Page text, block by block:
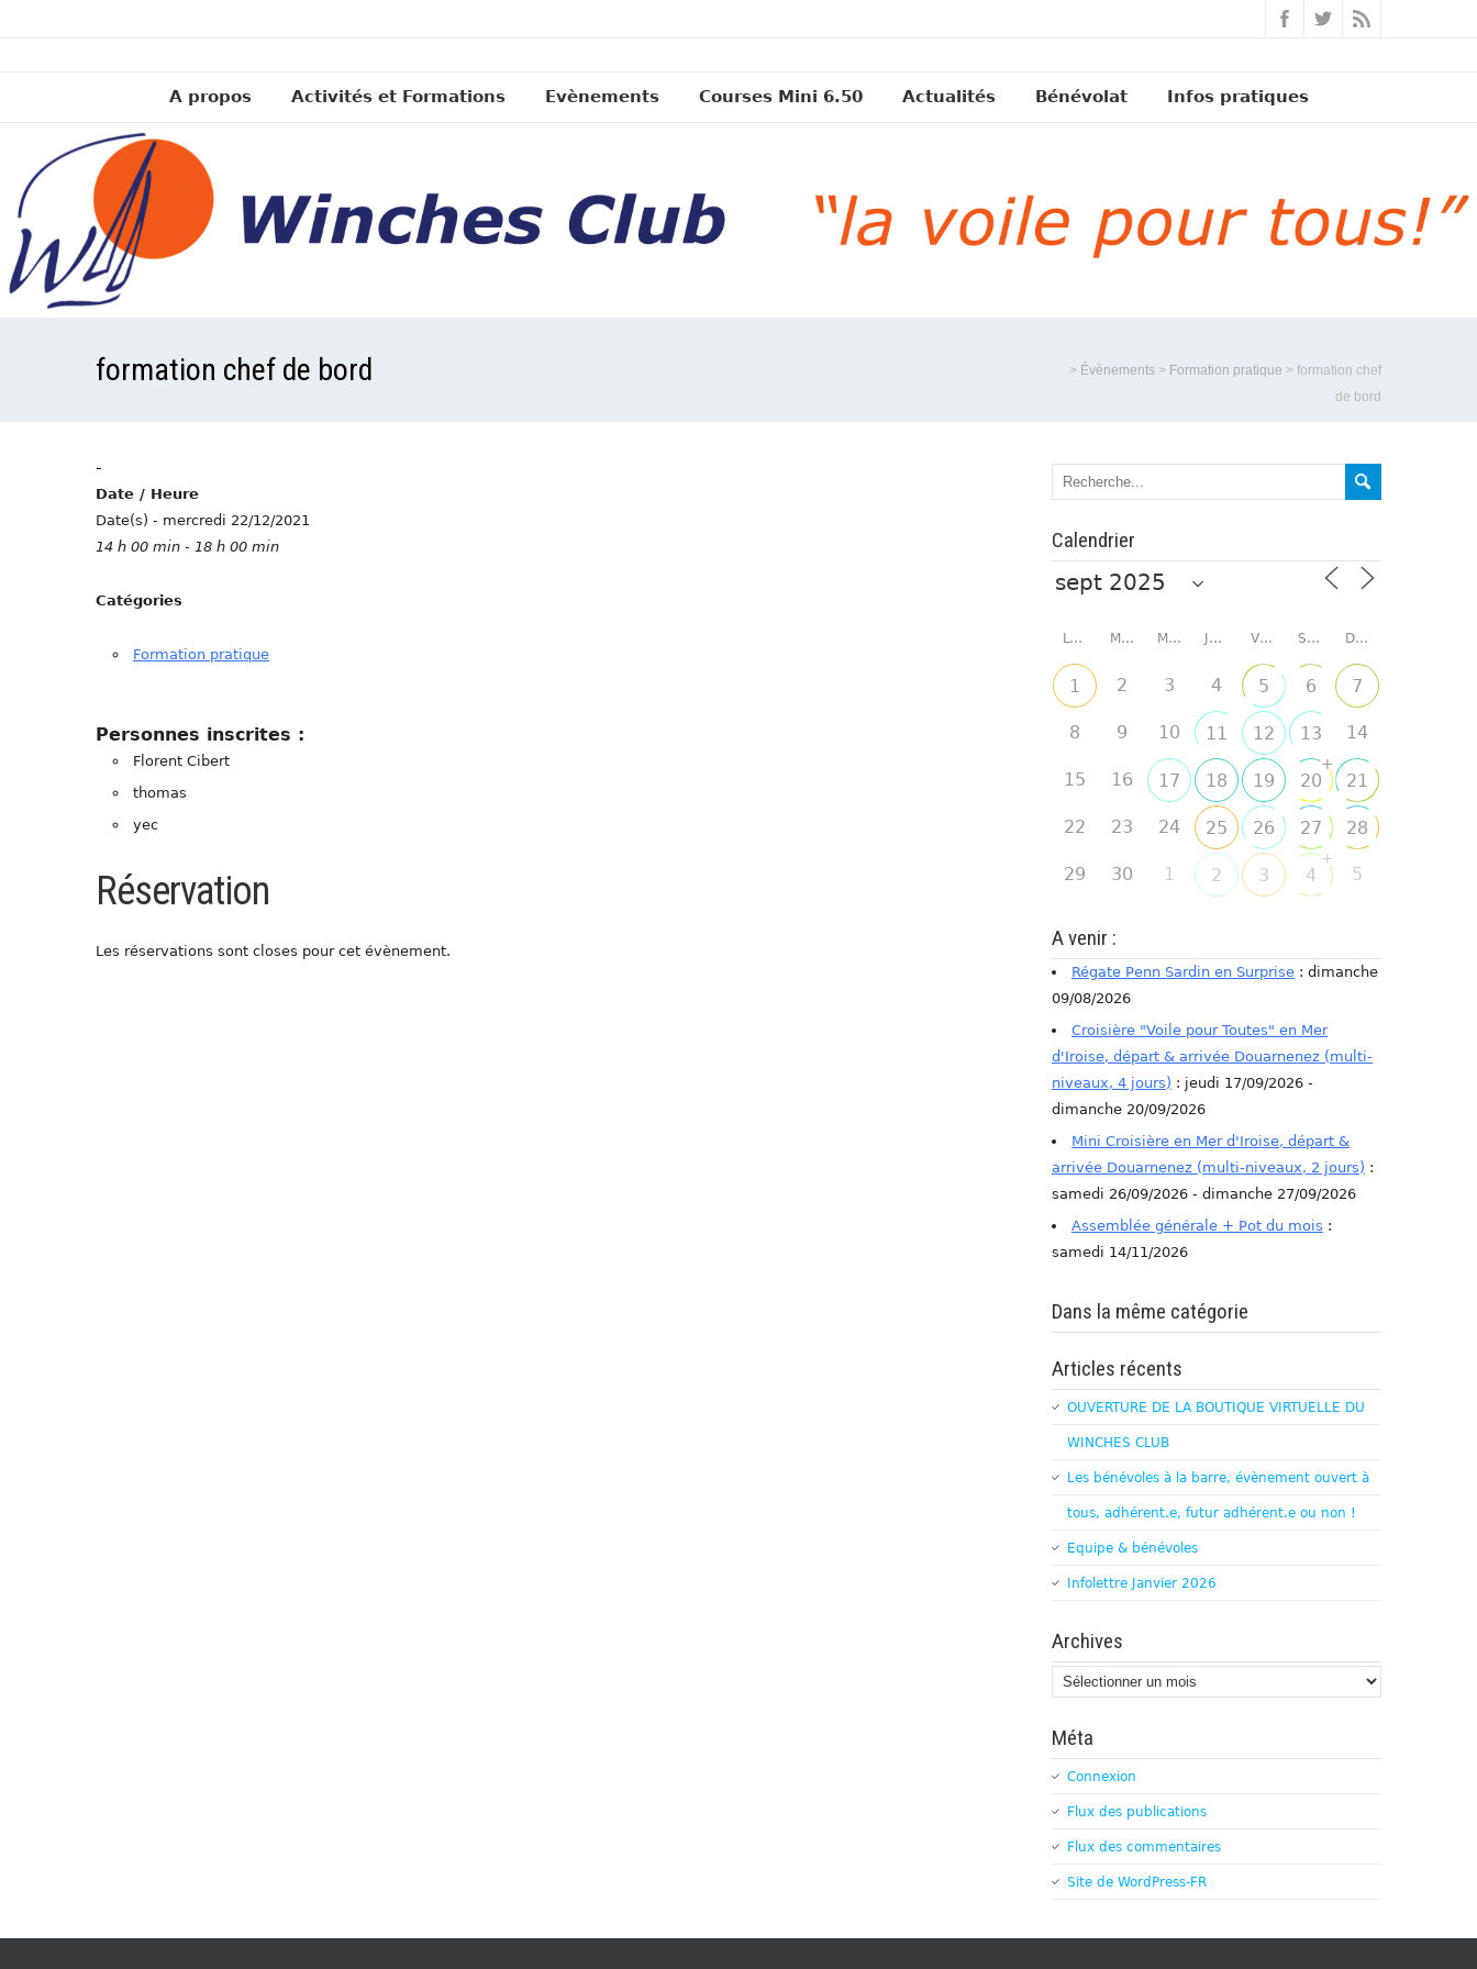
A propos Activités et Formations Evènements Courses Mini 6.50 Actualités Bénévolat Infos pratiques
formation chef de bord > Évènements > Formation pratique > formation chef
de bord
-
Date / Heure
Date(s) - mercredi 22/12/2021
14 h 00 min - 18 h 00 min
Catégories
Formation pratique
Personnes inscrites :
Florent Cibert
thomas
yec
Réservation
Les réservations sont closes pour cet évènement.
Calendrier
LUNDI MARDI MERCREDI JEUDI VENDREDI SAMEDI DIMANCHE
1 2 3 4 5 6 7
8 9 10 11 12 13 14
15 16 17 18 19 20
+
21
22 23 24 25 26 27 28
29 30 1 2 3 4
+
5
A venir :
Régate Penn Sardin en Surprise : dimanche
09/08/2026
Croisière "Voile pour Toutes" en Mer
d'Iroise, départ & arrivée Douarnenez (multi-
niveaux, 4 jours) : jeudi 17/09/2026 -
dimanche 20/09/2026
Mini Croisière en Mer d'Iroise, départ &
arrivée Douarnenez (multi-niveaux, 2 jours) :
samedi 26/09/2026 - dimanche 27/09/2026
Assemblée générale + Pot du mois :
samedi 14/11/2026
Dans la même catégorie
Articles récents
OUVERTURE DE LA BOUTIQUE VIRTUELLE DU
WINCHES CLUB
Les bénévoles à la barre, évènement ouvert à
tous, adhérent.e, futur adhérent.e ou non !
Equipe & bénévoles
Infolettre Janvier 2026
Archives
Archives
Méta
Connexion
Flux des publications
Flux des commentaires
Site de WordPress-FR